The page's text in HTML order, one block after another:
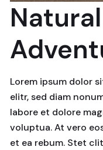
Lorem ipsum dolor
elitr, sed diam
labore et dolore
voluptua. At vero
et ea rebum. Stet